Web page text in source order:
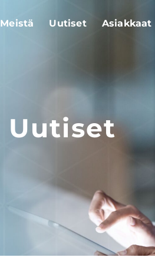
Meistä Uutiset Asiakkaat
Uutiset